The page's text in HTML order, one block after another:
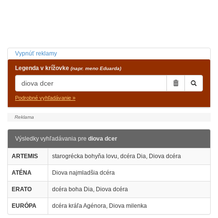
Vypnúť reklamy
Legenda v krížovke (napr. meno Eduarda)
Podrobné vyhľadávanie »
Výsledky vyhľadávania pre diova dcer
ARTEMIS starogrécka bohyňa lovu, dcéra Dia, Diova dcéra
ATÉNA Diova najmladšia dcéra
ERATO dcéra boha Dia, Diova dcéra
EURÓPA dcéra kráľa Agénora, Diova milenka